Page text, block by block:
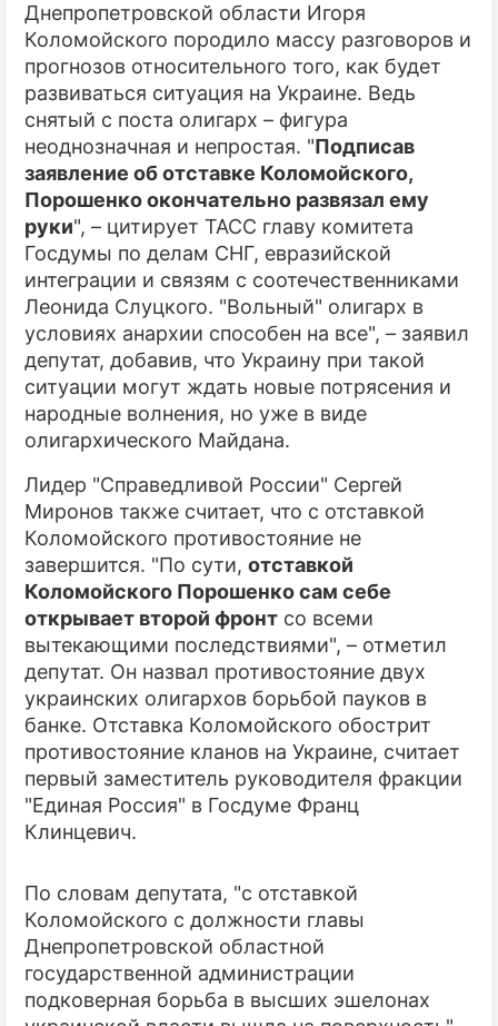
ПРЕСС-РЕЛИЗЫ
О ПРОЕКТЕ
Днепропетровской области Игоря
Коломойского породило массу разговоров и
прогнозов относительного того, как будет
развиваться ситуация на Украине. Ведь
снятый с поста олигарх – фигура
неоднозначная и непростая. "Подписав
заявление об отставке Коломойского,
Порошенко окончательно развязал ему
руки", – цитирует ТАСС главу комитета
Госдумы по делам СНГ, евразийской
интеграции и связям с соотечественниками
Леонида Слуцкого. "Вольный" олигарх в
условиях анархии способен на все", – заявил
депутат, добавив, что Украину при такой
ситуации могут ждать новые потрясения и
народные волнения, но уже в виде
олигархического Майдана.
Лидер "Справедливой России" Сергей
Миронов также считает, что с отставкой
Коломойского противостояние не
завершится. "По сути, отставкой
Коломойского Порошенко сам себе
открывает второй фронт со всеми
вытекающими последствиями", – отметил
депутат. Он назвал противостояние двух
украинских олигархов борьбой пауков в
банке. Отставка Коломойского обострит
противостояние кланов на Украине, считает
первый заместитель руководителя фракции
"Единая Россия" в Госдуме Франц
Клинцевич.
По словам депутата, "с отставкой
Коломойского с должности главы
Днепропетровской областной
государственной администрации
подковерная борьба в высших эшелонах